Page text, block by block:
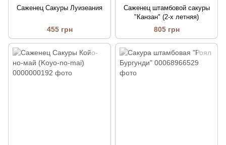
Саженец Сакуры Луизеания
455 грн
Саженец штамбовой сакуры
"Канзан" (2-х летняя)
805 грн